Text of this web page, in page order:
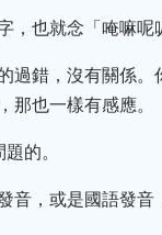
也就念「唵嘛呢
過錯，沒有關係
那也一樣有感應。
的。
音，或是國語發音